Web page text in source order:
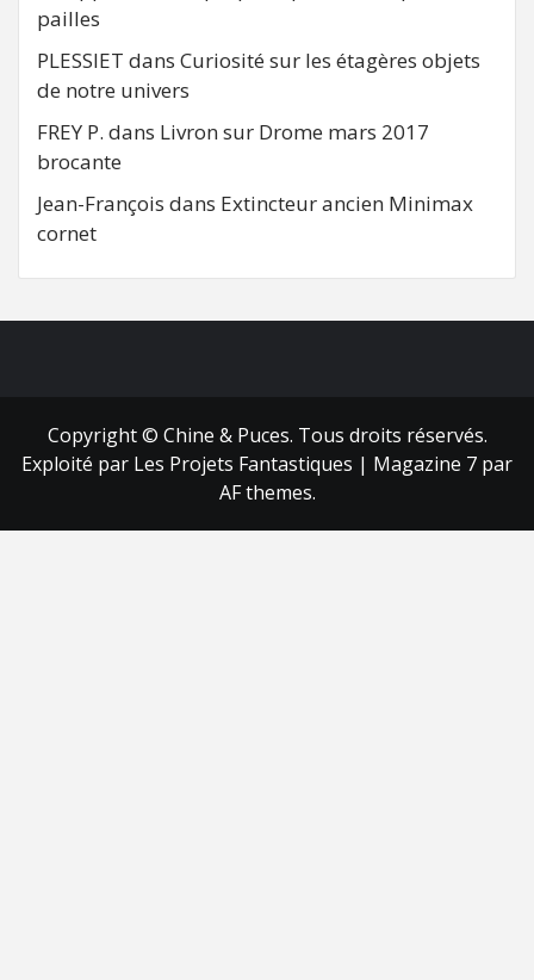
pailles
PLESSIET dans Curiosité sur les étagères objets
de notre univers
FREY P. dans Livron sur Drome mars 2017
brocante
Jean-François dans Extincteur ancien Minimax
cornet
Copyright © Chine & Puces. Tous droits réservés.
Exploité par Les Projets Fantastiques | Magazine 7 par
AF themes.